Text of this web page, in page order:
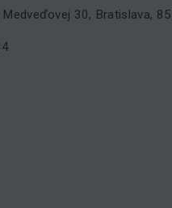
30, Bratislava,